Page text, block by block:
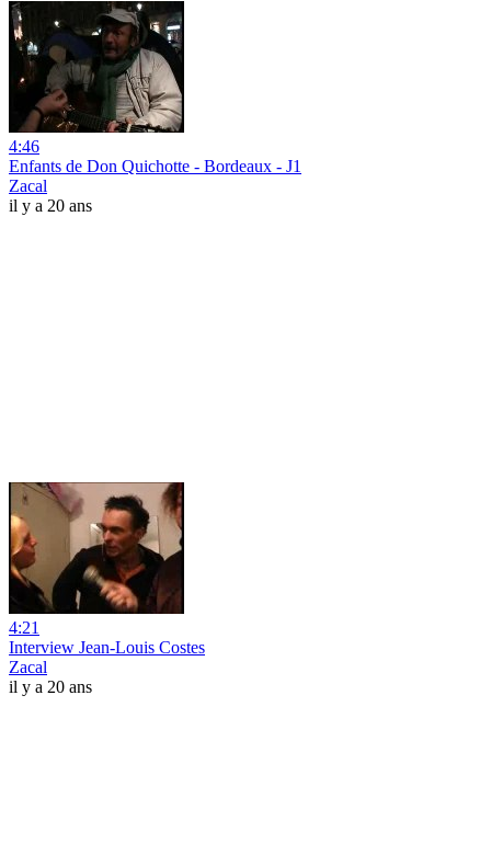
4:46
Enfants de Don Quichotte - Bordeaux - J1
Zacal
il y a 20 ans
4:21
Interview Jean-Louis Costes
Zacal
il y a 20 ans